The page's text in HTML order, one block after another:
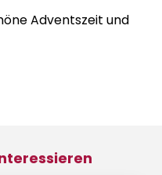
Adventszeit und